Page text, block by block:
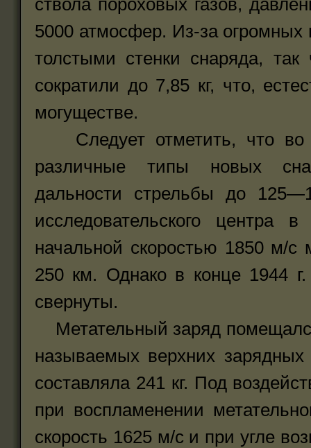
ствола пороховых газов,
5000 атмосфер. Из-за огромных
толстыми стенки снаряда,
сократили до 7,85 кг, что,
могуществе.
Следует отметить, что во
различные типы новых
дальности стрельбы до
исследовательского
начальной скоростью 1850 м/с
250 км. Однако в конце 1944
свернуты.
Метательный заряд
называемых верхних
составляла 241 кг. Под
при воспламенении
скорость 1625 м/с и при угле